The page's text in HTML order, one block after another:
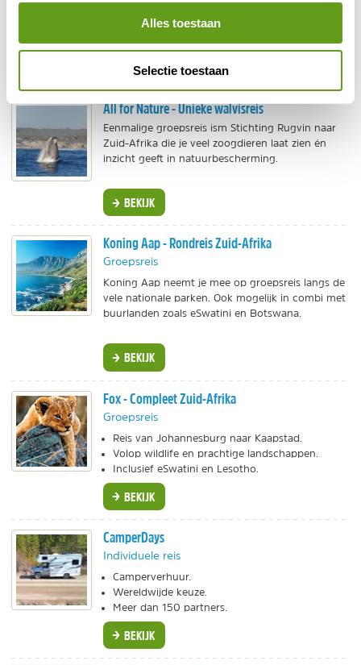
Alles toestaan
Selectie toestaan
openslaande glazen deuren die uitkomen op een
BEKIJK
All for Nature - Unieke walvisreis
Eenmalige groepsreis ism Stichting Rugvin naar
Zuid-Afrika die je veel zoogdieren laat zien én
inzicht geeft in natuurbescherming.
BEKIJK
Koning Aap - Rondreis Zuid-Afrika
Groepsreis
Koning Aap neemt je mee op groepsreis langs de
vele nationale parken. Ook mogelijk in combi met
buurlanden zoals eSwatini en Botswana.
BEKIJK
Fox - Compleet Zuid-Afrika
Groepsreis
Reis van Johannesburg naar Kaapstad.
Volop wildlife en prachtige landschappen.
Inclusief eSwatini en Lesotho.
BEKIJK
CamperDays
Individuele reis
Camperverhuur.
Wereldwijde keuze.
Meer dan 150 partners.
BEKIJK